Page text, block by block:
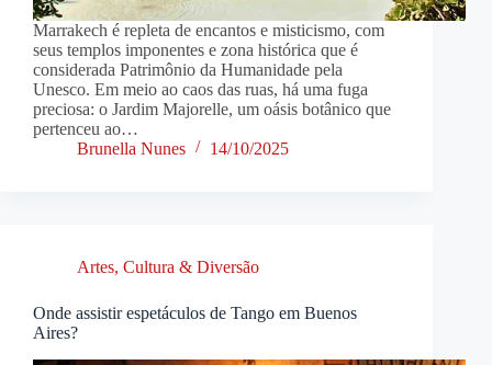
Marrakech é repleta de encantos e misticismo, com
seus templos imponentes e zona histórica que é
considerada Patrimônio da Humanidade pela
Unesco. Em meio ao caos das ruas, há uma fuga
preciosa: o Jardim Majorelle, um oásis botânico que
pertenceu ao…
Brunella Nunes
14/10/2025
Artes, Cultura & Diversão
Onde assistir espetáculos de Tango em Buenos
Aires?